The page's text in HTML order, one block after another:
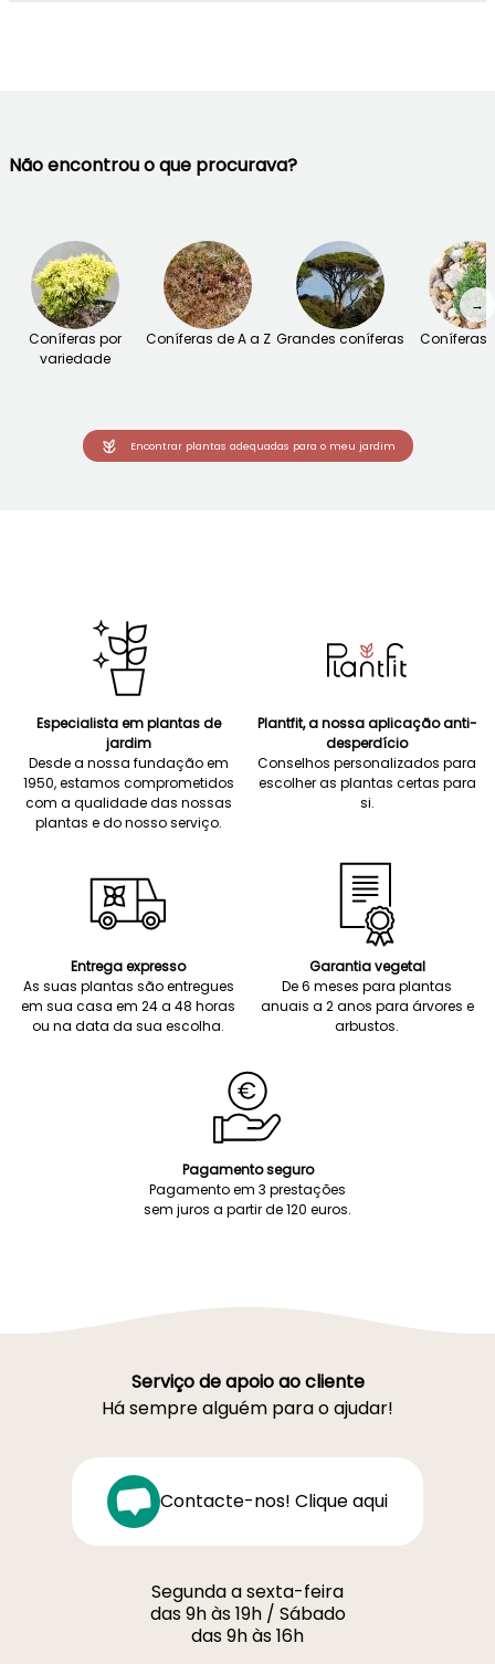
Não encontrou o que procurava?
Coníferas por
variedade
Coníferas de A a Z Grandes coníferas Coníferas
→
Encontrar plantas adequadas para o meu jardim
Especialista em plantas de
jardim
Desde a nossa fundação em
1950, estamos comprometidos
com a qualidade das nossas
plantas e do nosso serviço.
Plantfit, a nossa aplicação anti-
desperdício
Conselhos personalizados para
escolher as plantas certas para
si.
Entrega expresso
As suas plantas são entregues
em sua casa em 24 a 48 horas
ou na data da sua escolha.
Garantia vegetal
De 6 meses para plantas
anuais a 2 anos para árvores e
arbustos.
Pagamento seguro
Pagamento em 3 prestações
sem juros a partir de 120 euros.
Serviço de apoio ao cliente
Há sempre alguém para o ajudar!
Contacte-nos! Clique aqui
Segunda a sexta-feira
das 9h às 19h / Sábado
das 9h às 16h